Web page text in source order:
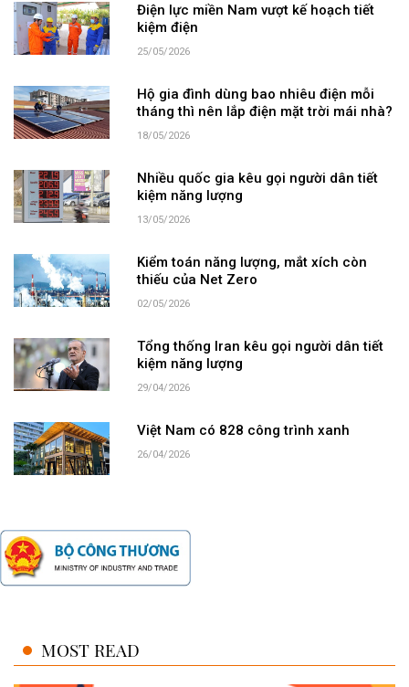
Điện lực miền Nam vượt kế hoạch tiết
kiệm điện
25/05/2026
Hộ gia đình dùng bao nhiêu điện mỗi
tháng thì nên lắp điện mặt trời mái nhà?
18/05/2026
Nhiều quốc gia kêu gọi người dân tiết
kiệm năng lượng
13/05/2026
Kiểm toán năng lượng, mắt xích còn
thiếu của Net Zero
02/05/2026
Tổng thống Iran kêu gọi người dân tiết
kiệm năng lượng
29/04/2026
Việt Nam có 828 công trình xanh
26/04/2026
MOST READ